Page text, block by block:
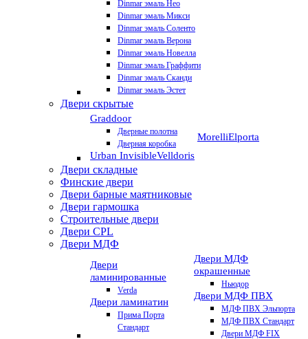
Dinmar эмаль Нео
Dinmar эмаль Микси
Dinmar эмаль Соленто
Dinmar эмаль Верона
Dinmar эмаль Новелла
Dinmar эмаль Граффити
Dinmar эмаль Сканди
Dinmar эмаль Эстет
Двери скрытые
Graddoor
Дверные полотна
Дверная коробка
Urban InvisibleVelldoris
MorelliElporta
Двери складные
Финские двери
Двери барные маятниковые
Двери гармошка
Строительные двери
Двери CРL
Двери МДФ
Двери
ламинированные
Verda
Двери ламинатин
Прима Порта
Стандарт
Двери МДФ
окрашенные
Ньюдор
Двери МДФ ПВХ
МДФ ПВХ Эльпорта
МДФ ПВХ Стандарт
Двери МДФ FIX